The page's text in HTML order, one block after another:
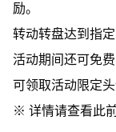
励。
转动转盘达到指
活动期间还可免
可领取活动限定
※ 详情请查看此